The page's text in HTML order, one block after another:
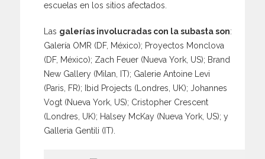
escuelas en los sitios afectados.
Las galerías involucradas con la subasta son:
Galería OMR (DF, México); Proyectos Monclova
(DF, México); Zach Feuer (Nueva York, US); Brand
New Gallery (Milan, IT); Galerie Antoine Levi
(Paris, FR); Ibid Projects (Londres, UK); Johannes
Vogt (Nueva York, US); Cristopher Crescent
(Londres, UK); Halsey McKay (Nueva York, US); y
Galleria Gentili (IT).